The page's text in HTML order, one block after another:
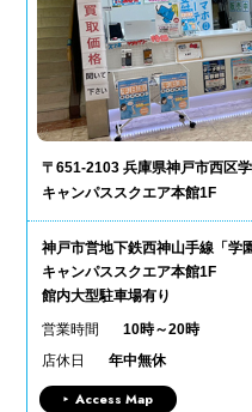
〒651-2103 兵庫県神戸市西区
キャンパススクエア本館1F
神戸市営地下鉄西神山手線「学
キャンパススクエア本館1F
館内大型駐車場有り
営業時間
10時～20時
店休日
年中無休
Access Map